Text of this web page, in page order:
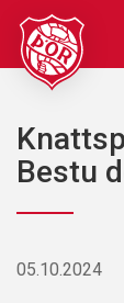
Fara
efni
Karfan
Bestu
05.10.2024